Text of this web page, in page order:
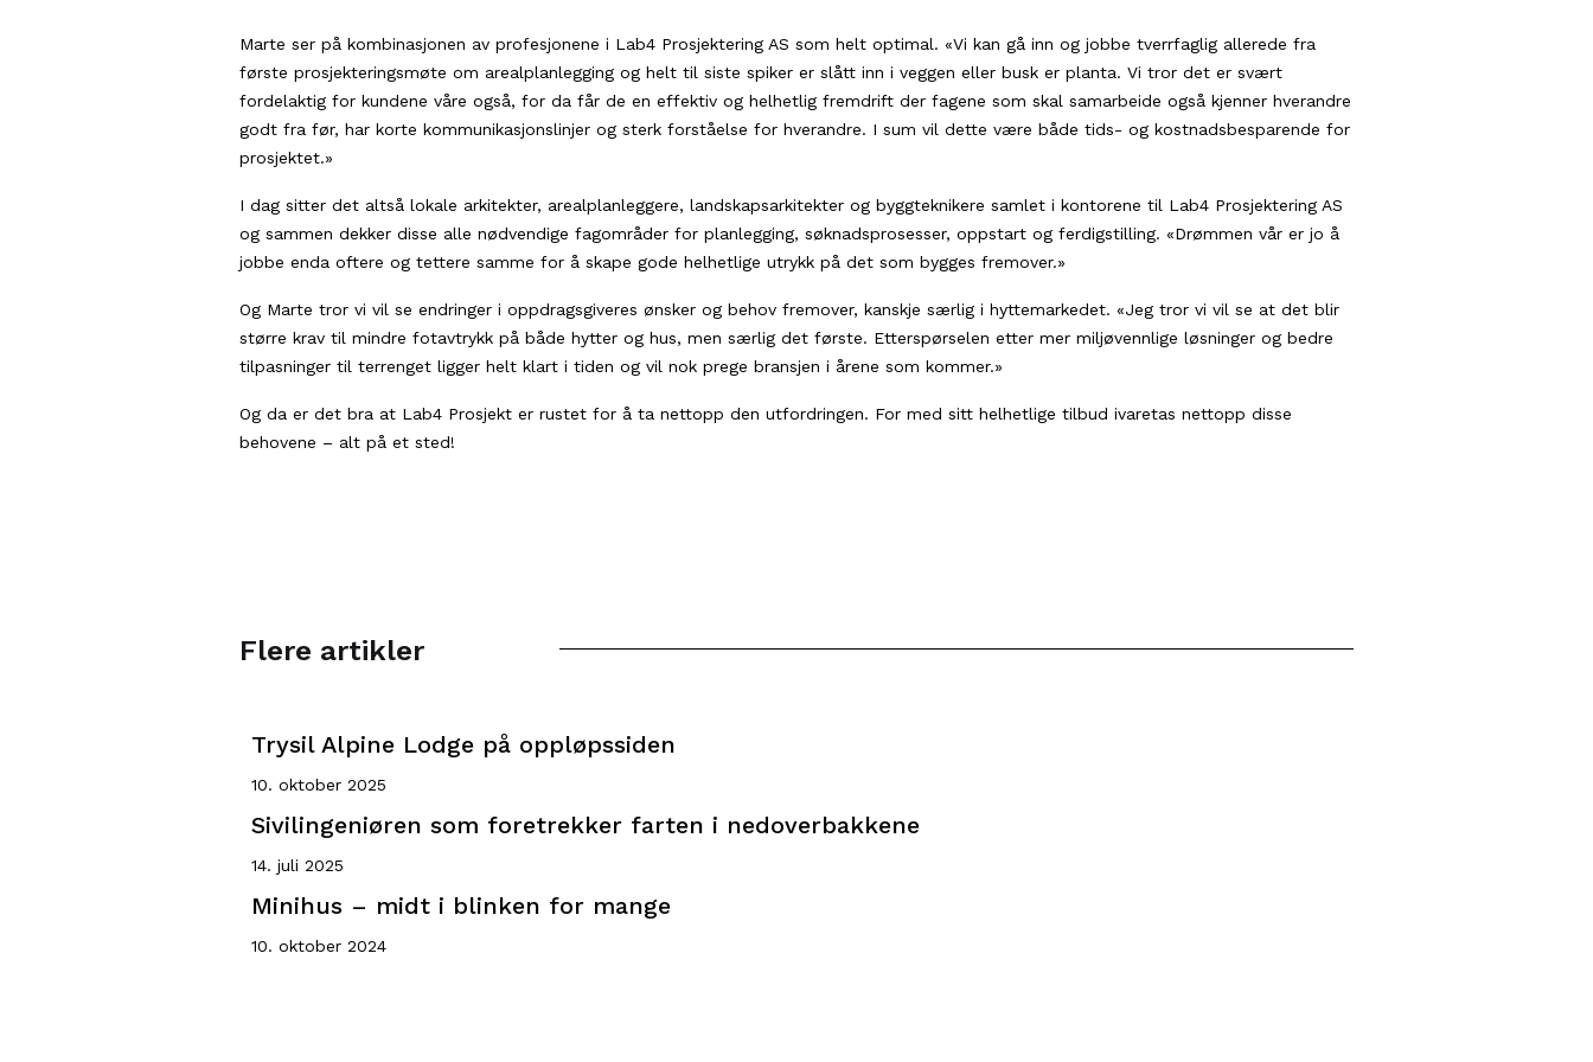
Marte ser på kombinasjonen av profesjonene i Lab4 Prosjektering AS som helt optimal. «Vi kan gå inn og jobbe tverrfaglig allerede fra
første prosjekteringsmøte om arealplanlegging og helt til siste spiker er slått inn i veggen eller busk er planta. Vi tror det er svært
fordelaktig for kundene våre også, for da får de en effektiv og helhetlig fremdrift der fagene som skal samarbeide også kjenner hverandre
godt fra før, har korte kommunikasjonslinjer og sterk forståelse for hverandre. I sum vil dette være både tids- og kostnadsbesparende for
prosjektet.»
I dag sitter det altså lokale arkitekter, arealplanleggere, landskapsarkitekter og byggteknikere samlet i kontorene til Lab4 Prosjektering AS
og sammen dekker disse alle nødvendige fagområder for planlegging, søknadsprosesser, oppstart og ferdigstilling. «Drømmen vår er jo å
jobbe enda oftere og tettere samme for å skape gode helhetlige utrykk på det som bygges fremover.»
Og Marte tror vi vil se endringer i oppdragsgiveres ønsker og behov fremover, kanskje særlig i hyttemarkedet. «Jeg tror vi vil se at det blir
større krav til mindre fotavtrykk på både hytter og hus, men særlig det første. Etterspørselen etter mer miljøvennlige løsninger og bedre
tilpasninger til terrenget ligger helt klart i tiden og vil nok prege bransjen i årene som kommer.»
Og da er det bra at Lab4 Prosjekt er rustet for å ta nettopp den utfordringen. For med sitt helhetlige tilbud ivaretas nettopp disse
behovene – alt på et sted!
Flere artikler
Trysil Alpine Lodge på oppløpssiden
10. oktober 2025
Sivilingeniøren som foretrekker farten i nedoverbakkene
14. juli 2025
Minihus – midt i blinken for mange
10. oktober 2024